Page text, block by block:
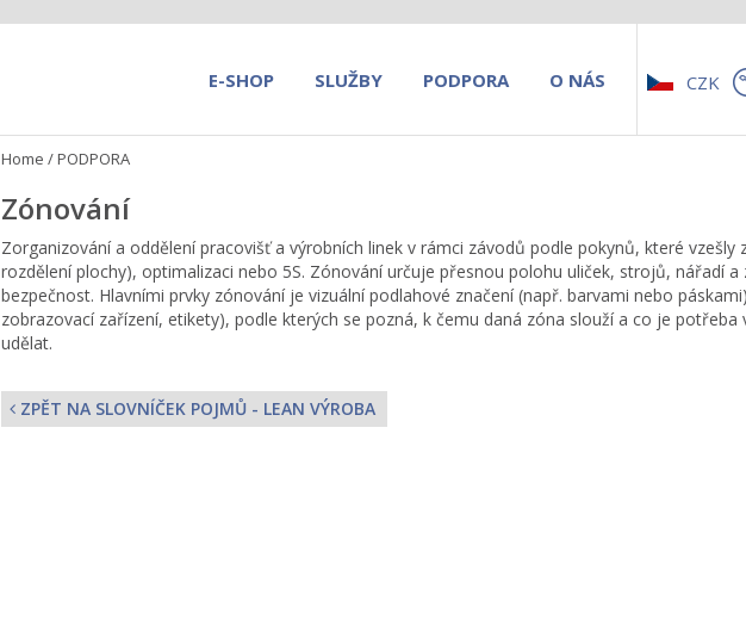
E-SHOP SLUŽBY PODPORA O NÁS CZK
Home /PODPORA
Zónování
Zorganizování a oddělení pracovišť a výrobních linek v rámci závodů podle pokynů, které vzešly
rozdělení plochy), optimalizaci nebo 5S. Zónování určuje přesnou polohu uliček, strojů, nářadí a
bezpečnost. Hlavními prvky zónování je vizuální podlahové značení (např. barvami nebo
zobrazovací zařízení, etikety), podle kterých se pozná, k čemu daná zóna slouží a co je
udělat.
ZPĚT NA SLOVNÍČEK POJMŮ - LEAN VÝROBA